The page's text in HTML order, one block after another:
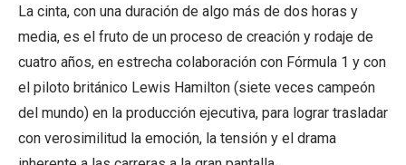
La cinta, con una duración de algo más de dos horas y
media, es el fruto de un proceso de creación y rodaje de
cuatro años, en estrecha colaboración con Fórmula 1 y con
el piloto británico Lewis Hamilton (siete veces campeón
del mundo) en la producción ejecutiva, para lograr trasladar
con verosimilitud la emoción, la tensión y el drama